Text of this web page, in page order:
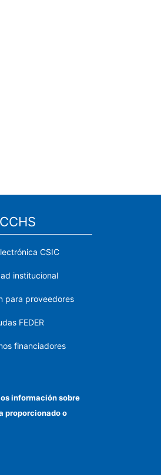
CCHS
CSIC
institucional
para proveedores
FEDER
financiadores
llegar
información sobre
proporcionado o